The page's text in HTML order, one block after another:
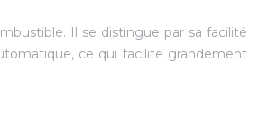
Il se distingue par sa facilité
ce qui facilite grandement